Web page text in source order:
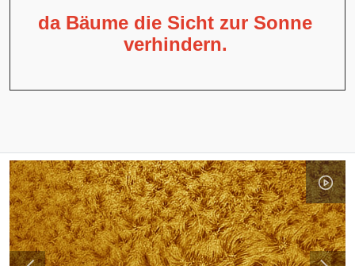
da Bäume die Sicht zur Sonne
verhindern.